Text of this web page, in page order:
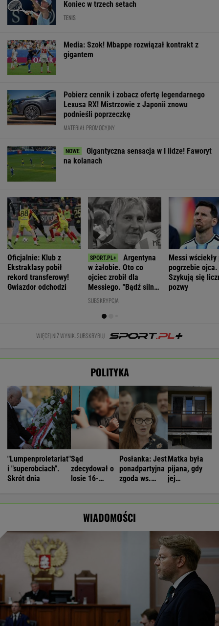
Koniec w trzech setach
TENIS
Media: Szok! Mbappe rozwiązał kontrakt z
gigantem
Pobierz cennik i zobacz ofertę legendarnego
Lexusa RX! Mistrzowie z Japonii znowu
podnieśli poprzeczkę
MATERIAŁ PROMOCYJNY
Gigantyczna sensacja w I lidze! Faworyt
na kolanach
Oficjalnie: Klub z
Ekstraklasy pobił
rekord transferowy!
Gwiazdor odchodzi
Argentyna
w żałobie. Oto co
ojciec zrobił dla
Messiego. "Bądź silny,
Leo"
SUBSKRYPCJA
Messi wściekły
pogrzebie ojca.
Szykują się
pozwy
WIĘCEJ NIŻ WYNIK. SUBSKRYBUJ
POLITYKA
"Lumpenproletariat"
i "superobciach".
Skrót dnia
Sąd
zdecydował o
losie 16-
Posłanka: Jest
ponadpartyjna
zgoda ws.
Matka była
pijana, gdy
jej
WIADOMOŚCI